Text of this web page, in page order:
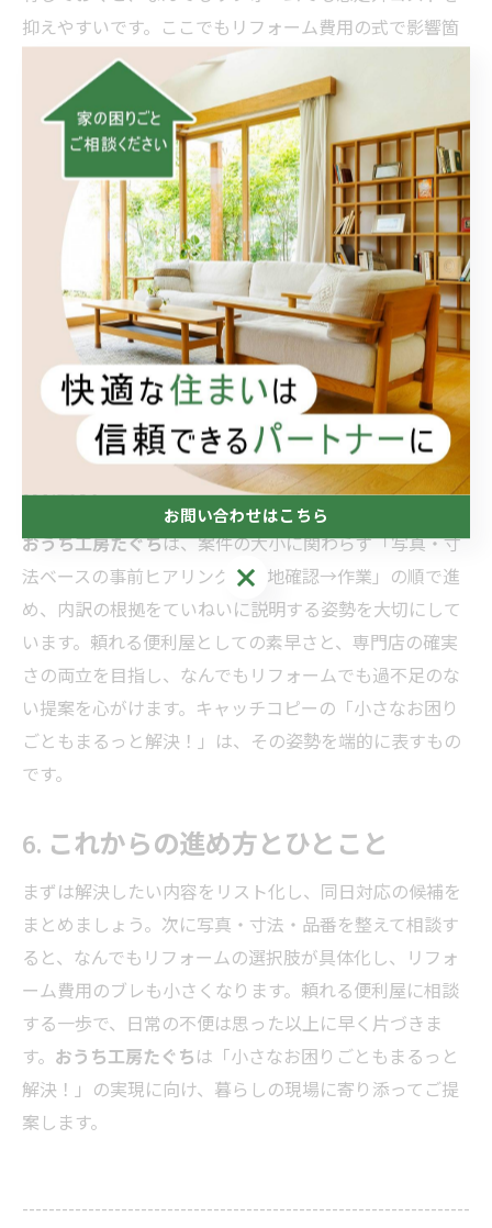
抑えやすいです。ここでもリフォーム費用の式で影響箇
所を確認すると納得感が高まります。
4. 頼れる便利屋が向く作業と専門工事
の線引き
頼れる便利屋的に進めやすいのは、部分補修・部材交
換・軽微な内装や金物設置。大規模な構造変更、全面配
線やガス工事は、法令や資格要件から専門工事の出番で
す。見極めの早さが結果的にリフォーム費用の最短距離
になります。迷ったら、まず相談で方向性だけ決めるの
が現実的ですね。
5. おうち工房たぐちの取り組みと相談
の流れ
おうち工房たぐちは、案件の大小に関わらず「写真・寸
法ベースの事前ヒアリング→現地確認→作業」の順で進
め、内訳の根拠をていねいに説明する姿勢を大切にして
います。頼れる便利屋としての素早さと、専門店の確実
さの両立を目指し、なんでもリフォームでも過不足のな
い提案を心がけます。キャッチコピーの「小さなお困り
ごともまるっと解決！」は、その姿勢を端的に表すもの
です。
6. これからの進め方とひとこと
まずは解決したい内容をリスト化し、同日対応の候補を
まとめましょう。次に写真・寸法・品番を整えて相談す
ると、なんでもリフォームの選択肢が具体化し、リフォ
ーム費用のブレも小さくなります。頼れる便利屋に相談
する一歩で、日常の不便は思った以上に早く片づきま
す。 おうち工房たぐちは「小さなお困りごともまるっと
解決！」の実現に向け、暮らしの現場に寄り添ってご提
案します。
--------------------------------------------------------------------
お問い合わせはこちら
お問い合わせはこちら